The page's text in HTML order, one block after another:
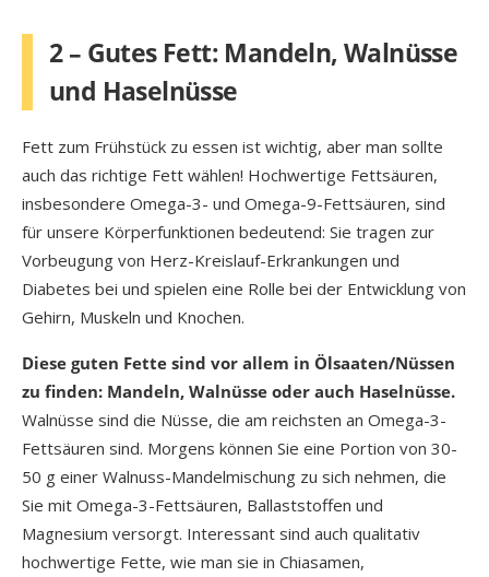
2 – Gutes Fett: Mandeln, Walnüsse
und Haselnüsse
Fett zum Frühstück zu essen ist wichtig, aber man sollte
auch das richtige Fett wählen! Hochwertige Fettsäuren,
insbesondere Omega-3- und Omega-9-Fettsäuren, sind
für unsere Körperfunktionen bedeutend: Sie tragen zur
Vorbeugung von Herz-Kreislauf-Erkrankungen und
Diabetes bei und spielen eine Rolle bei der Entwicklung von
Gehirn, Muskeln und Knochen.
Diese guten Fette sind vor allem in Ölsaaten/Nüssen
zu finden: Mandeln, Walnüsse oder auch Haselnüsse.
Walnüsse sind die Nüsse, die am reichsten an Omega-3-
Fettsäuren sind. Morgens können Sie eine Portion von 30-
50 g einer Walnuss-Mandelmischung zu sich nehmen, die
Sie mit Omega-3-Fettsäuren, Ballaststoffen und
Magnesium versorgt. Interessant sind auch qualitativ
hochwertige Fette, wie man sie in Chiasamen,